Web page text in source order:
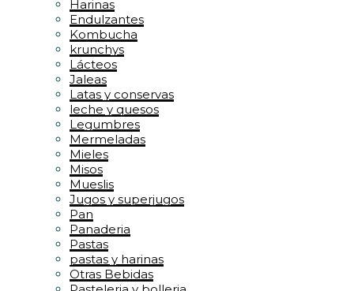
Harinas
Endulzantes
Kombucha
krunchys
Lácteos
Jaleas
Latas y conservas
leche y quesos
Legumbres
Mermeladas
Mieles
Misos
Mueslis
Jugos y superjugos
Pan
Panaderia
Pastas
pastas y harinas
Otras Bebidas